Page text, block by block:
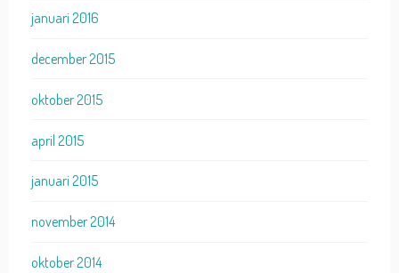
januari 2016
december 2015
oktober 2015
april 2015
januari 2015
november 2014
oktober 2014